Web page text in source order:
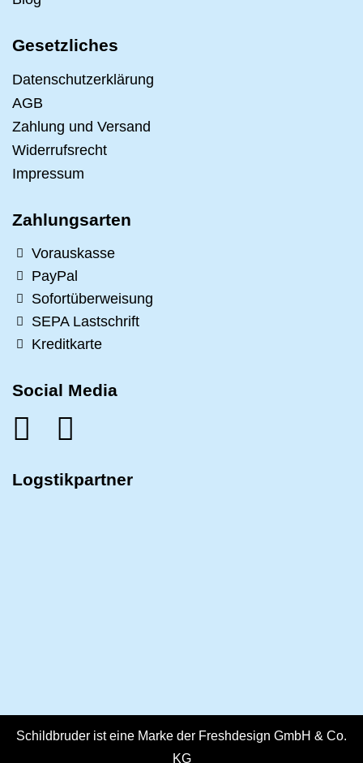
Gesetzliches
Datenschutzerklärung
AGB
Zahlung und Versand
Widerrufsrecht
Impressum
Zahlungsarten
Vorauskasse
PayPal
Sofortüberweisung
SEPA Lastschrift
Kreditkarte
Social Media
Logstikpartner
Schildbruder ist eine Marke der Freshdesign GmbH & Co.
KG